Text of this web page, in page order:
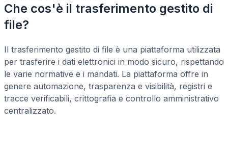
Che cos'è il trasferimento gestito di
file?
Il trasferimento gestito di file è una piattaforma utilizzata
per trasferire i dati elettronici in modo sicuro, rispettando
le varie normative e i mandati. La piattaforma offre in
genere automazione, trasparenza e visibilità, registri e
tracce verificabili, crittografia e controllo amministrativo
centralizzato.